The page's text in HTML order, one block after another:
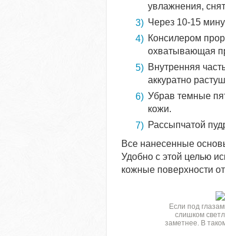
увлажнения,
Через 10-15
Консилером
охватывающая
Внутренняя
аккуратно
Убрав темные
кожи.
Рассыпчатой
Все нанесенные
Удобно с этой целью
кожные поверхности
Если под
слишком
заметнее. В